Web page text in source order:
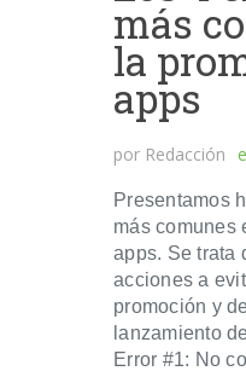
más
la
apps
por Redacción
Presentamos
más comunes
apps. Se trata
acciones a
promoción y
lanzamiento
Error #1: No